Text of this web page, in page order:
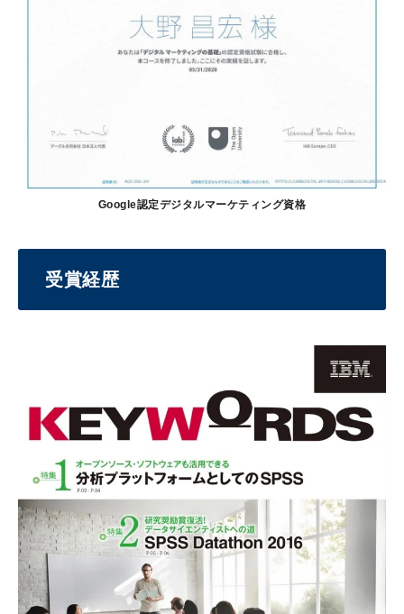
Google認定デジタルマーケティング資格
受賞経歴